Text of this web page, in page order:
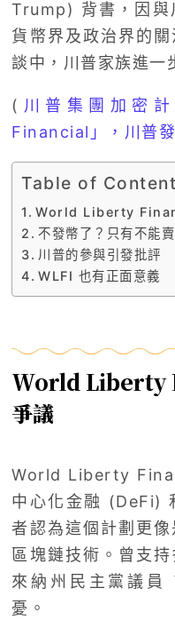
Trump) 背書，因與
貨幣界及政治界的
談中，川普家族進一
( 川普集團加密
Financial」，川普
Table of
World Liberty
不發幣了？只有不能
川普的參與引發批評
WLFI 也有正面意義
World Liberty
爭議
World Liberty
中心化金融 (DeFi)
者認為這個計劃更
區塊鏈技術。曾支
來納州民主黨議
憂。